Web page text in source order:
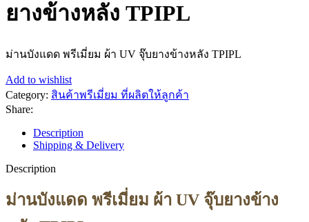
ยางข้างหลัง TPIPL
ม่านบังแดด พรีเมี่ยม ผ้า UV จุ๊บยางข้างหลัง TPIPL
Add to wishlist
Category: สินค้าพรีเมี่ยม ที่ผลิตให้ลูกค้า
Share:
Description
Shipping & Delivery
Description
ม่านบังแดด พรีเมี่ยม ผ้า UV จุ๊บยางข้าง